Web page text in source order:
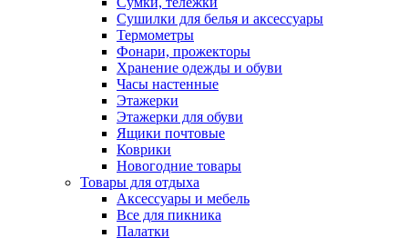
Сушилки для белья и аксессуары
Термометры
Фонари, прожекторы
Хранение одежды и обуви
Часы настенные
Этажерки
Этажерки для обуви
Ящики почтовые
Коврики
Новогодние товары
Товары для отдыха
Аксессуары и мебель
Все для пикника
Палатки